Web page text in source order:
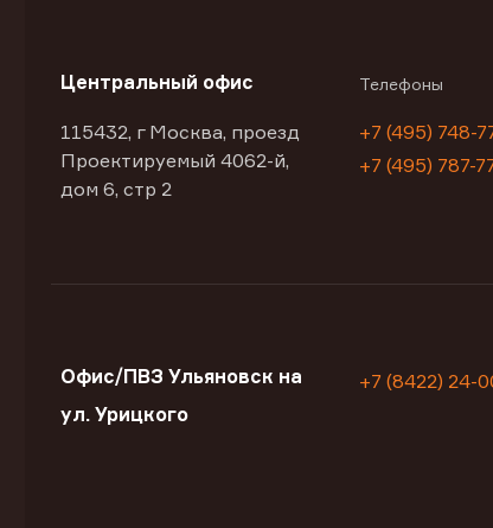
Центральный офис
115432, г Москва, проезд
Проектируемый 4062-й,
дом 6, стр 2
Телефоны
+7 (495) 748-
+7 (495) 787-
Офис/ПВЗ Ульяновск на
ул. Урицкого
+7 (8422) 24-